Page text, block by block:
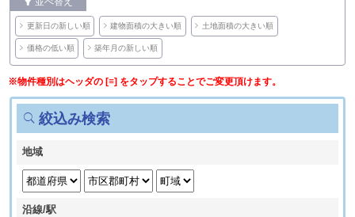
更新日の新しい順 建物面積の大きい順 土地面積の大きい順
価格の低い順 築年月の新しい順
※物件種別はヘッダの [≡] をタップすることでご変更頂けます。
絞込み検索
地域
沿線/駅